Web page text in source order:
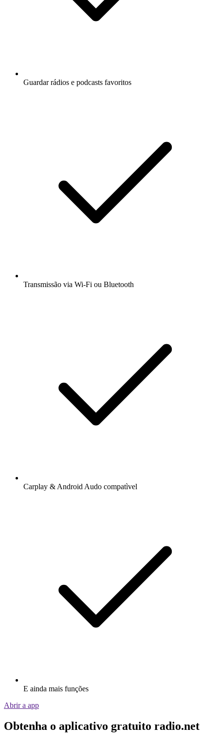
Guardar rádios e podcasts favoritos
Transmissão via Wi-Fi ou Bluetooth
Carplay & Android Audo compatìvel
E ainda mais funções
Abrir a app
Obtenha o aplicativo gratuito radio.net